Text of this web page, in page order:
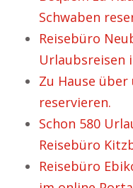
Schwaben
Reisebüro
Urlaubsreisen
Zu Hause
reservieren.
Schon 580
Reisebüro
Reisebüro